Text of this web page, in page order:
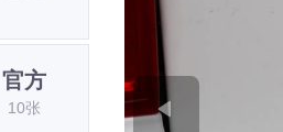
官方
10张